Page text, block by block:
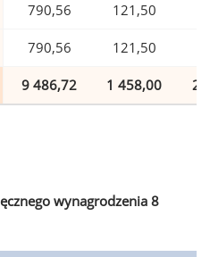
790,56 121,50
790,56 121,50
9 486,72 1 458,00 2
wynagrodzenia 8